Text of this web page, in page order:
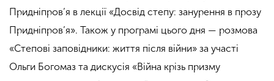
Придніпров’я в лекції «Досвід степу: занурення в прозу
Придніпров’я». Також у програмі цього дня — розмова
«Степові заповідники: життя після війни» за участі
Ольги Богомаз та дискусія «Війна крізь призму